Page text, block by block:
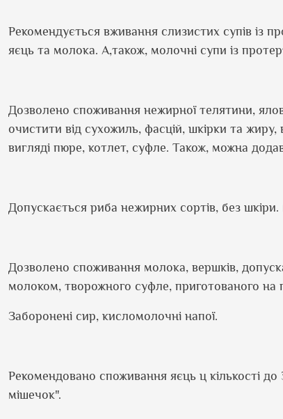
Рекомендується вживання слизистих супів із
яєць та молока. А,також, молочні супи із
Дозволено споживання нежирної телятини,
очистити від сухожиль, фасцій, шкірки та
вигляді пюре, котлет, суфле. Також, можна
Допускається риба нежирних сортів, без
Дозволено споживання молока, вершків,
молоком, творожного суфле, приготованого на
Заборонені сир, кисломолочні напої.
Рекомендовано споживання яєць ц кількості
мішечок".